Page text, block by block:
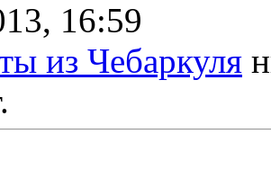
16:59
из Чебаркуля